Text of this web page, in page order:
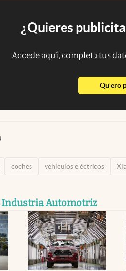
¿Quieres
Accede aquí, completa tus
Quiero
coches vehículos eléctricos
Industria Automotriz